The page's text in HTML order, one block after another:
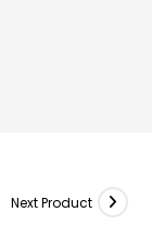
Next Product